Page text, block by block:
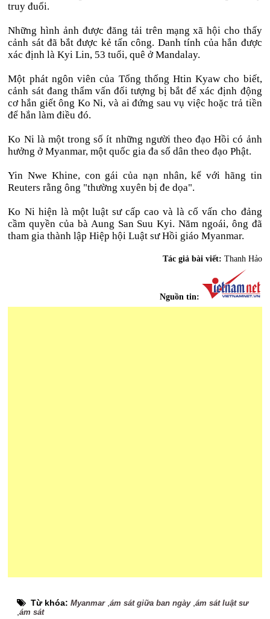
truy đuổi.
Những hình ảnh được đăng tải trên mạng xã hội cho thấy
cảnh sát đã bắt được kẻ tấn công. Danh tính của hắn được
xác định là Kyi Lin, 53 tuổi, quê ở Mandalay.
Một phát ngôn viên của Tổng thống Htin Kyaw cho biết,
cảnh sát đang thẩm vấn đối tượng bị bắt để xác định động
cơ hắn giết ông Ko Ni, và ai đứng sau vụ việc hoặc trả tiền
để hắn làm điều đó.
Ko Ni là một trong số ít những người theo đạo Hồi có ảnh
hưởng ở Myanmar, một quốc gia đa số dân theo đạo Phật.
Yin Nwe Khine, con gái của nạn nhân, kể với hãng tin
Reuters rằng ông "thường xuyên bị đe dọa".
Ko Ni hiện là một luật sư cấp cao và là cố vấn cho đảng
cầm quyền của bà Aung San Suu Kyi. Năm ngoái, ông đã
tham gia thành lập Hiệp hội Luật sư Hồi giáo Myanmar.
Tác giả bài viết: Thanh Hảo
Nguồn tin:
Từ khóa:Myanmar,ám sát giữa ban ngày,ám sát luật sư
,ám sát